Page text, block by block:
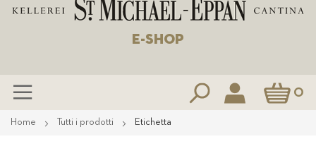
E-SHOP
Carrello0
Salta
Home Tutti i prodotti Etichetta